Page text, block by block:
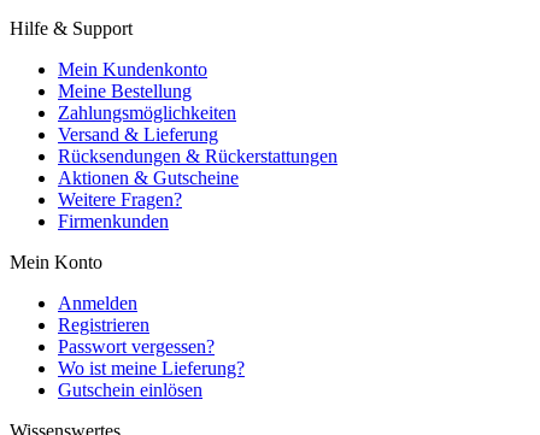
Hilfe & Support
Mein Kundenkonto
Meine Bestellung
Zahlungsmöglichkeiten
Versand & Lieferung
Rücksendungen & Rückerstattungen
Aktionen & Gutscheine
Weitere Fragen?
Firmenkunden
Mein Konto
Anmelden
Registrieren
Passwort vergessen?
Wo ist meine Lieferung?
Gutschein einlösen